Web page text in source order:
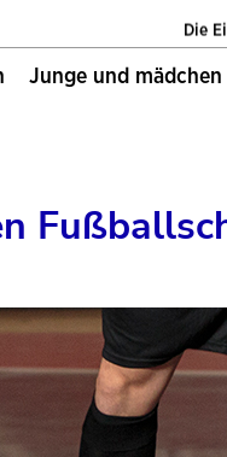
Die
junge und mädchen